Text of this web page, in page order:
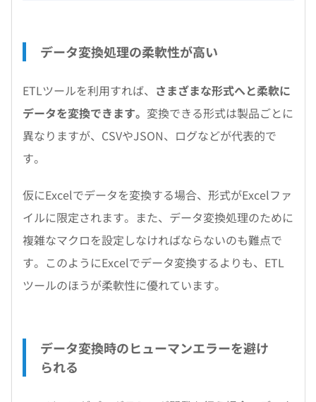
データ変換処理の柔軟性が高い
ETLツールを利用すれば、 さまざまな形式へと柔軟に
データを変換できます。 変換できる形式は製品ごとに
異なりますが、CSVやJSON、ログなどが代表的で
す。
仮にExcelでデータを変換する場合、形式がExcelファ
イルに限定されます。また、データ変換処理のために
複雑なマクロを設定しなければならないのも難点で
す。このようにExcelでデータ変換するよりも、ETL
ツールのほうが柔軟性に優れています。
データ変換時のヒューマンエラーを避け
られる